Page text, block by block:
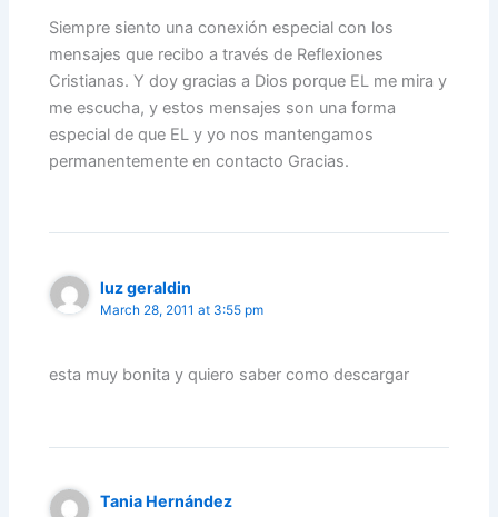
Siempre siento una conexión especial con los
mensajes que recibo a través de Reflexiones
Cristianas. Y doy gracias a Dios porque EL me mira y
me escucha, y estos mensajes son una forma
especial de que EL y yo nos mantengamos
permanentemente en contacto Gracias.
luz geraldin
March 28, 2011 at 3:55 pm
esta muy bonita y quiero saber como descargar
Tania Hernández